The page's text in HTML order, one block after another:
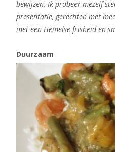
bewijzen. Ik probeer mezelf
presentatie, gerechten met
met een Hemelse frisheid en
Duurzaam